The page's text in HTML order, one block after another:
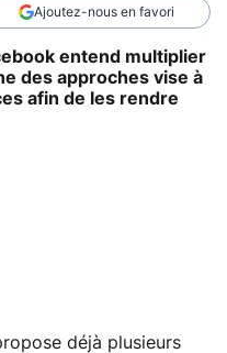
Ajoutez-nous en favori
entend multiplier
des approches vise à
afin de les rendre
déjà plusieurs